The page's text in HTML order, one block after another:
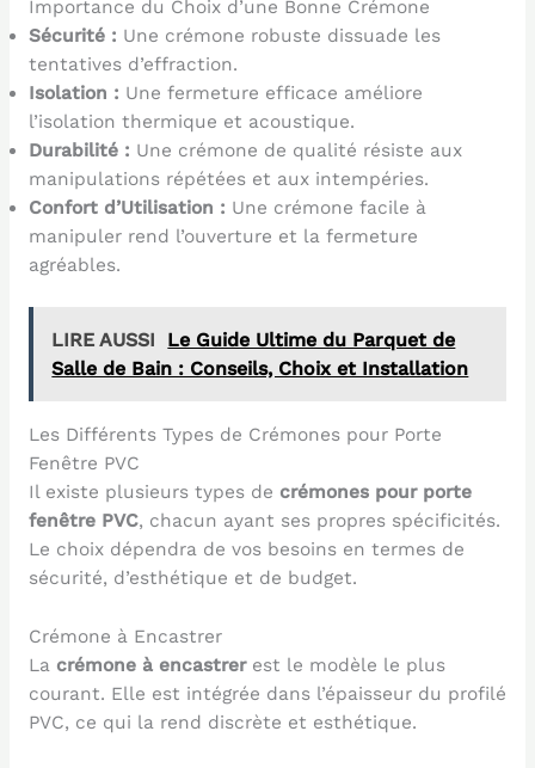
Importance du Choix d’une Bonne Crémone
Sécurité : Une crémone robuste dissuade les
tentatives d’effraction.
Isolation : Une fermeture efficace améliore
l’isolation thermique et acoustique.
Durabilité : Une crémone de qualité résiste aux
manipulations répétées et aux intempéries.
Confort d’Utilisation : Une crémone facile à
manipuler rend l’ouverture et la fermeture
agréables.
LIRE AUSSI
Le Guide Ultime du Parquet de
Salle de Bain : Conseils, Choix et Installation
Les Différents Types de Crémones pour Porte
Fenêtre PVC
Il existe plusieurs types de crémones pour porte
fenêtre PVC, chacun ayant ses propres spécificités.
Le choix dépendra de vos besoins en termes de
sécurité, d’esthétique et de budget.
Crémone à Encastrer
La crémone à encastrerest le modèle le plus
courant. Elle est intégrée dans l’épaisseur du profilé
PVC, ce qui la rend discrète et esthétique.